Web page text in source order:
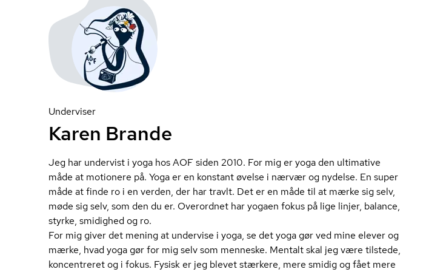
Underviser
Karen Brande
Jeg har undervist i yoga hos AOF siden 2010. For mig er yoga den ultimative
måde at motionere på. Yoga er en konstant øvelse i nærvær og nydelse. En super
måde at finde ro i en verden, der har travlt. Det er en måde til at mærke sig selv,
møde sig selv, som den du er. Overordnet har yogaen fokus på lige linjer, balance,
styrke, smidighed og ro.
For mig giver det mening at undervise i yoga, se det yoga gør ved mine elever og
mærke, hvad yoga gør for mig selv som menneske. Mentalt skal jeg være tilstede,
koncentreret og i fokus. Fysisk er jeg blevet stærkere, mere smidig og fået mere